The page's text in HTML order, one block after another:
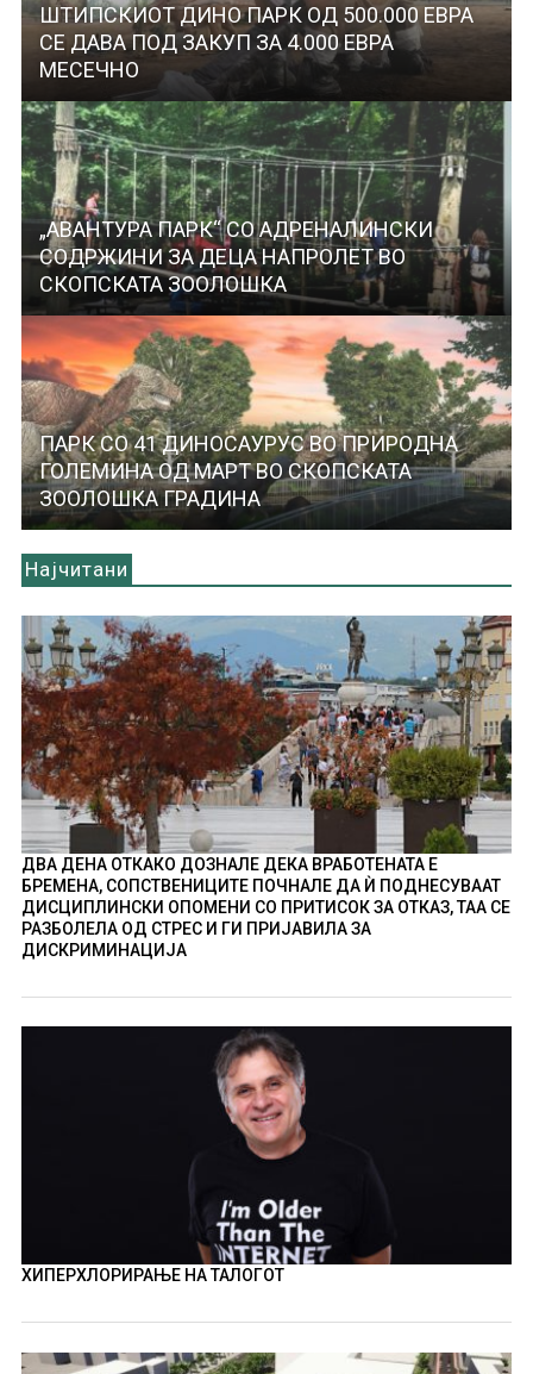
ШТИПСКИОТ ДИНО ПАРК ОД 500.000 ЕВРА
СЕ ДАВА ПОД ЗАКУП ЗА 4.000 ЕВРА
МЕСЕЧНО
„АВАНТУРА ПАРК“ СО АДРЕНАЛИНСКИ
СОДРЖИНИ ЗА ДЕЦА НАПРОЛЕТ ВО
СКОПСКАТА ЗООЛОШКА
ПАРК СО 41 ДИНОСАУРУС ВО ПРИРОДНА
ГОЛЕМИНА ОД МАРТ ВО СКОПСКАТА
ЗООЛОШКА ГРАДИНА
Најчитани
ДВА ДЕНА ОТКАКО ДОЗНАЛЕ ДЕКА ВРАБОТЕНАТА Е
БРЕМЕНА, СОПСТВЕНИЦИТЕ ПОЧНАЛЕ ДА Ѝ ПОДНЕСУВААТ
ДИСЦИПЛИНСКИ ОПОМЕНИ СО ПРИТИСОК ЗА ОТКАЗ, ТАА СЕ
РАЗБОЛЕЛА ОД СТРЕС И ГИ ПРИЈАВИЛА ЗА
ДИСКРИМИНАЦИЈА
ХИПЕРХЛОРИРАЊЕ НА ТАЛОГОТ